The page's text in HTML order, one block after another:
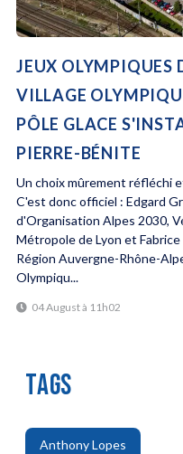
JEUX OLYMPIQUES
VILLAGE
PÔLE GLACE
PIERRE-BÉNITE
Un choix mûrement réfléchi
C'est donc officiel : Edgard
d'Organisation Alpes 2030,
Métropole de Lyon et
Région Auvergne-Rhône-
Olympiqu...
04 August à 11h02
TAGS
Anthony Lopes